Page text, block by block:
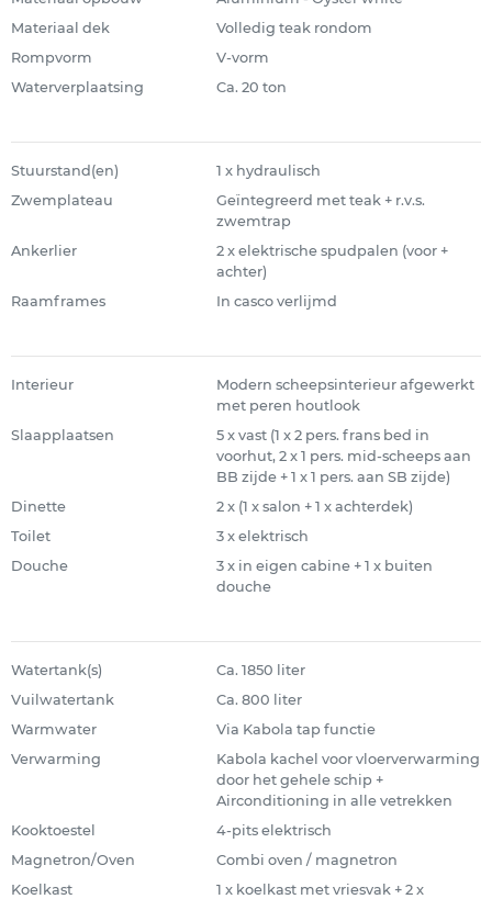
Materiaal dek
Volledig teak rondom
Rompvorm
V-vorm
Waterverplaatsing
Ca. 20 ton
Stuurstand(en)
1 x hydraulisch
Zwemplateau
Geïntegreerd met teak + r.v.s.
zwemtrap
Ankerlier
2 x elektrische spudpalen (voor +
achter)
Raamframes
In casco verlijmd
Interieur
Modern scheepsinterieur afgewerkt
met peren houtlook
Slaapplaatsen
5 x vast (1 x 2 pers. frans bed in
voorhut, 2 x 1 pers. mid-scheeps aan
BB zijde + 1 x 1 pers. aan SB zijde)
Dinette
2 x (1 x salon + 1 x achterdek)
Toilet
3 x elektrisch
Douche
3 x in eigen cabine + 1 x buiten
douche
Watertank(s)
Ca. 1850 liter
Vuilwatertank
Ca. 800 liter
Warmwater
Via Kabola tap functie
Verwarming
Kabola kachel voor vloerverwarming
door het gehele schip +
Airconditioning in alle vetrekken
Kooktoestel
4-pits elektrisch
Magnetron/Oven
Combi oven / magnetron
Koelkast
1 x koelkast met vriesvak + 2 x